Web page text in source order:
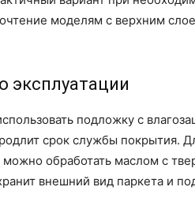
моделям с верхним
эксплуатации
подложку с
срок службы покрытия.
можно обработать маслом с
внешний вид паркета и